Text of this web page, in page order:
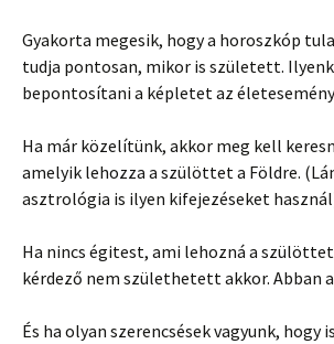
Gyakorta megesik, hogy a horoszkóp
tudja pontosan, mikor is született.
bepontosítani a képletet az
Ha már közelítünk, akkor meg kell
amelyik lehozza a szülöttet a Földre.
asztrológia is ilyen kifejezéseket
Ha nincs égitest, ami lehozná a
kérdező nem születhetett akkor. Abban
És ha olyan szerencsések vagyunk, hogy